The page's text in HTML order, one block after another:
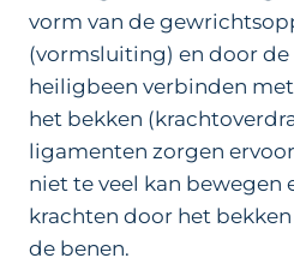
vorm van de
(vormsluiting) en door
heiligbeen verbinden
het bekken
ligamenten zorgen
niet te veel kan bewegen
krachten door het
de benen.